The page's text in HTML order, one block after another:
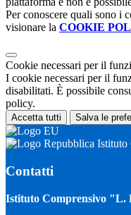
Per conoscere quali sono i
visionare la COOKIE
Cookie necessari per il
I cookie necessari per il
disabilitati. È possibile
policy.
Accetta tutti Salva le
Istituto
Contatti
Istituto Comprensivo "L.